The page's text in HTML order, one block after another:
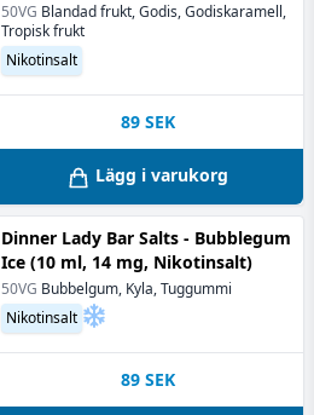
50VG Blandad frukt, Godis, Godiskaramell,
Tropisk frukt
Nikotinsalt
89 SEK
Lägg i varukorg
Dinner Lady Bar Salts - Bubblegum
Ice (10 ml, 14 mg, Nikotinsalt)
50VG Bubbelgum, Kyla, Tuggummi
Nikotinsalt
89 SEK